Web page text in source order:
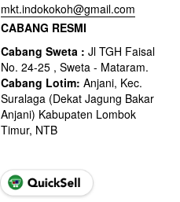
mkt.indokokoh@gmail.com
CABANG RESMI